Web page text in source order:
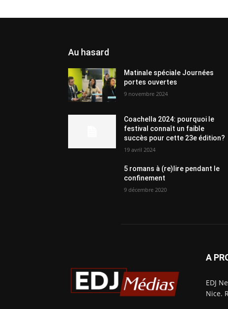
Au hasard
Matinale spéciale Journées
portes ouvertes
9 novembre 2024
Coachella 2024: pourquoi le
festival connaît un faible
succès pour cette 23e édition?
19 avril 2024
5 romans à (re)lire pendant le
confinement
9 décembre 2020
A
EDJ
Nice.